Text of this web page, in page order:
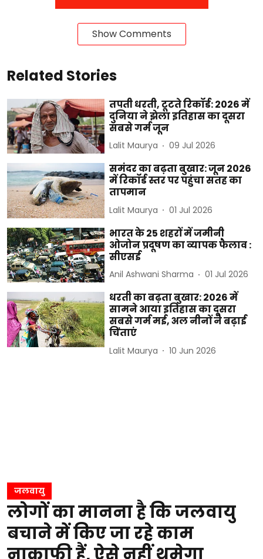
Show Comments
Related Stories
तपती धरती, टूटते रिकॉर्ड: 2026 में
दुनिया ने झेला इतिहास का दूसरा
सबसे गर्म जून
Lalit Maurya 09 Jul 2026
समंदर का बढ़ता बुखार: जून 2026
में रिकॉर्ड स्तर पर पहुंचा सतह का
तापमान
Lalit Maurya 01 Jul 2026
भारत के 25 शहरों में जमीनी
ओजोन प्रदूषण का व्यापक फैलाव :
सीएसई
Anil Ashwani Sharma 01 Jul 2026
धरती का बढ़ता बुखार: 2026 में
सामने आया इतिहास का दूसरा
सबसे गर्म मई, अल नीनों ने बढ़ाई
चिंताएं
Lalit Maurya 10 Jun 2026
जलवायु
लोगों का मानना है कि जलवायु
बचाने में किए जा रहे काम